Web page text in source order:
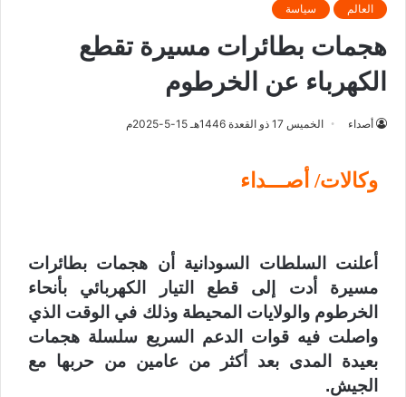
العالم سياسة
هجمات بطائرات مسيرة تقطع
الكهرباء عن الخرطوم
أصداء الخميس 17 ذو القعدة 1446هـ 15-5-2025م
وكالات/ أصـــداء
أعلنت السلطات السودانية أن هجمات بطائرات
مسيرة أدت إلى قطع التيار الكهربائي بأنحاء
الخرطوم والولايات المحيطة وذلك في الوقت الذي
واصلت فيه قوات الدعم السريع سلسلة هجمات
بعيدة المدى بعد أكثر من عامين من حربها مع
الجيش.